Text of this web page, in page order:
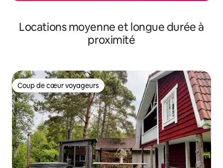
Locations moyenne et longue durée à
proximité
Coup de cœur voyageurs
Coup de cœur voyageurs